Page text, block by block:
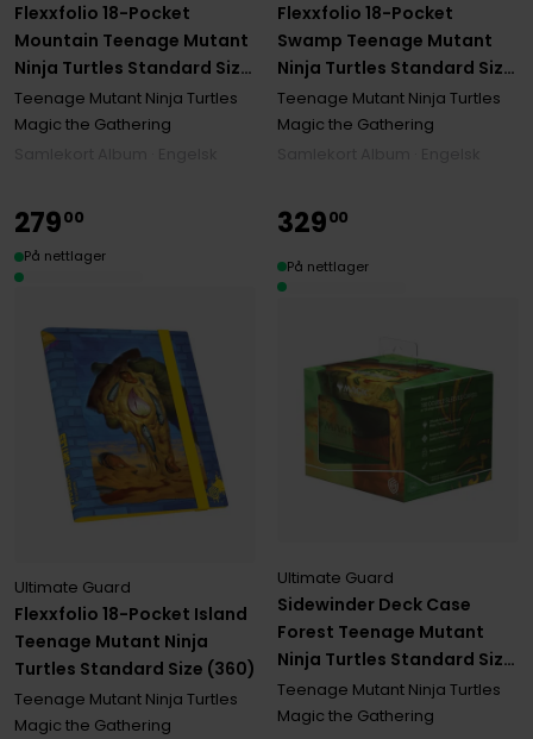
Flexxfolio 18-Pocket
Mountain Teenage Mutant
Ninja Turtles Standard Size
(360)
Teenage Mutant Ninja Turtles
Magic the Gathering
Flexxfolio 18-Pocket
Swamp Teenage Mutant
Ninja Turtles Standard Size
(360)
Teenage Mutant Ninja Turtles
Magic the Gathering
Flexxfolio 18-Pocket Island
Teenage Mutant Ninja
Turtles Standard Size (360)
Ultimate Guard
Teenage Mutant Ninja Turtles
Magic the Gathering
27900
På nettlager
Sidewinder Deck Case
Forest Teenage Mutant
Ninja Turtles Standard Size
Xenoskin (100+)
Ultimate Guard
Teenage Mutant Ninja Turtles
Magic the Gathering
32900
På nettlager